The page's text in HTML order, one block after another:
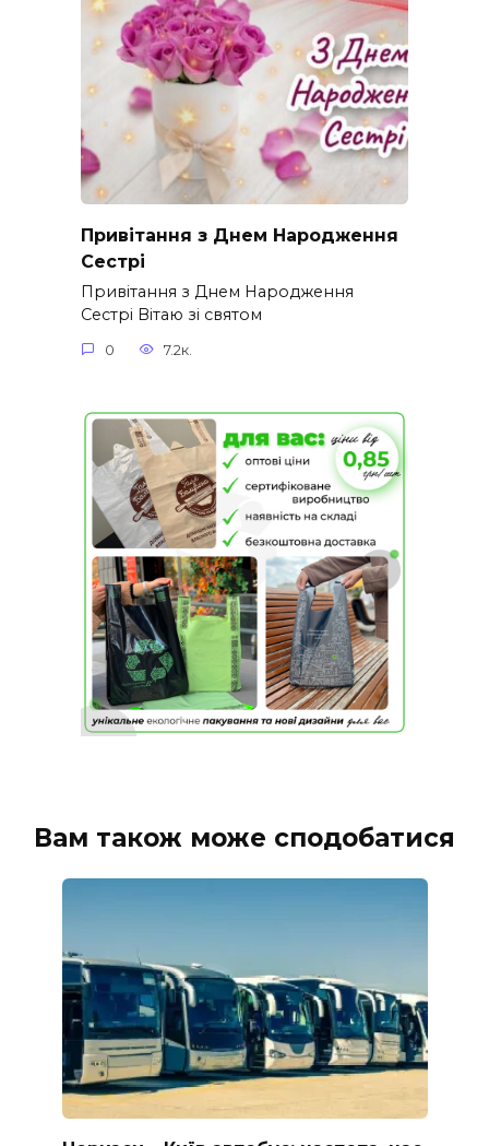
Привітання з Днем Народження
Сестрі
Привітання з Днем Народження
Сестрі Вітаю зі святом
0 7.2к.
Вам також може сподобатися